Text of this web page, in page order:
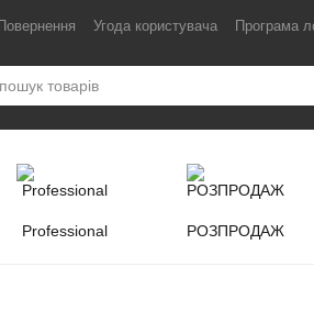
Повернення Угода користувача Програма
Professional РОЗПРОДАЖ